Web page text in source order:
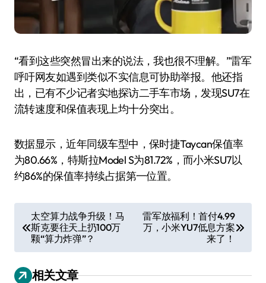
“看到这些突然冒出来的说法，我也很不理解。”雷军
呼吁网友如遇到类似不实信息可协助举报。他还指
出，已有不少记者实地探访二手车市场，发现SU7在
流转速度和保值表现上均十分突出。
数据显示，近年同级车型中，保时捷Taycan保值率
为80.66%，特斯拉Model S为81.72%，而小米SU7以
约86%的保值率持续占据第一位置。
章
导
航
太空算力战争升级！马
斯克要往天上扔100万
颗“算力炸弹”？
雷军放福利！首付4.99
万，小米YU7低息方案
来了！
相关文章